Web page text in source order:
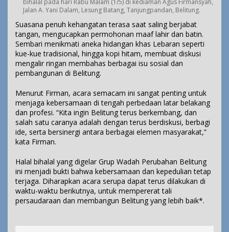
bihalal pada hari Rabu Malam (1/5) di kediaman Agus Firmansyah,
Jalan A. Yani Dalam, Lesung Batang, Tanjungpandan, Belitung.
Suasana penuh kehangatan terasa saat saling berjabat
tangan, mengucapkan permohonan maaf lahir dan batin.
Sembari menikmati aneka hidangan khas Lebaran seperti
kue-kue tradisional, hingga kopi hitam, membuat diskusi
mengalir ringan membahas berbagai isu sosial dan
pembangunan di Belitung.
Menurut Firman, acara semacam ini sangat penting untuk
menjaga kebersamaan di tengah perbedaan latar belakang
dan profesi. “Kita ingin Belitung terus berkembang, dan
salah satu caranya adalah dengan terus berdiskusi, berbagi
ide, serta bersinergi antara berbagai elemen masyarakat,”
kata Firman.
Halal bihalal yang digelar Grup Wadah Perubahan Belitung
ini menjadi bukti bahwa kebersamaan dan kepedulian tetap
terjaga. Diharapkan acara serupa dapat terus dilakukan di
waktu-waktu berikutnya, untuk mempererat tali
persaudaraan dan membangun Belitung yang lebih baik*.